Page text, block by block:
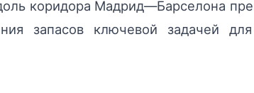
коридора Мадрид—Барселона
запасов ключевой задачей